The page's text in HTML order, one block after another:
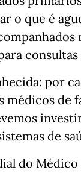
o que é
por
médicos de
de
do Médico